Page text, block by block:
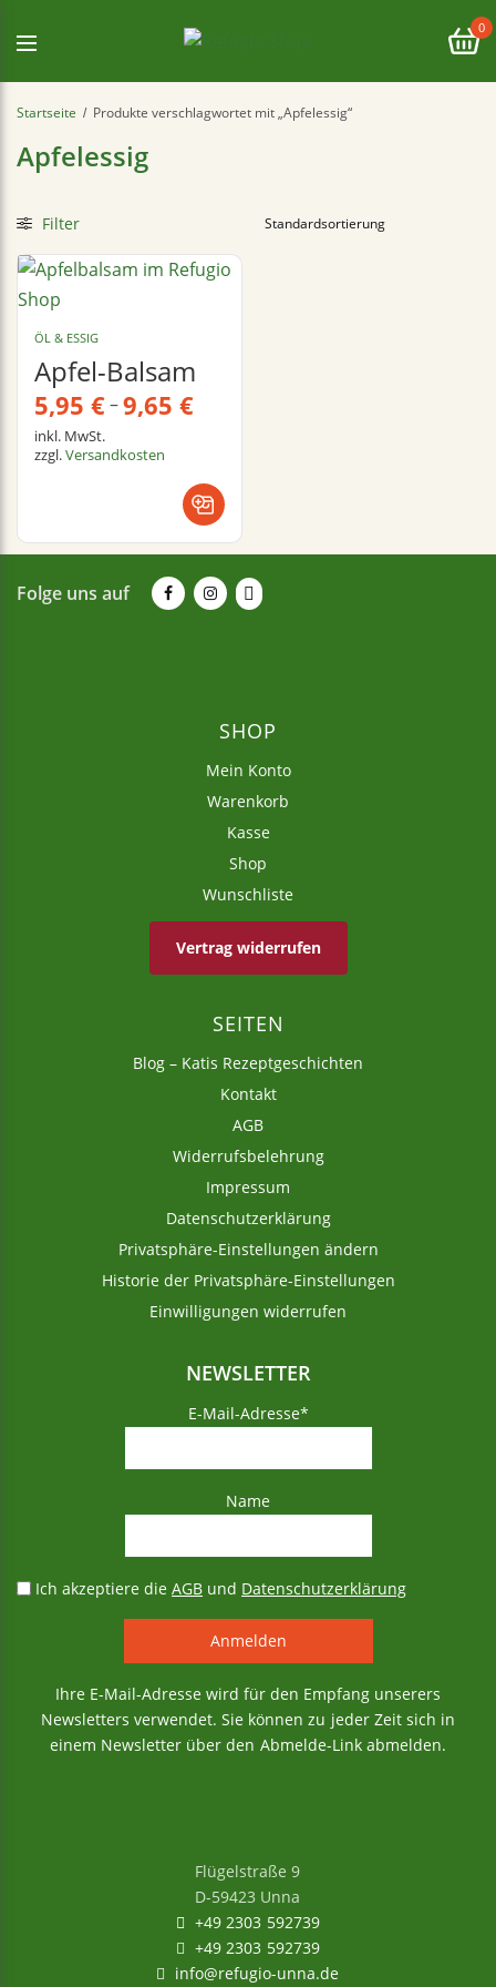
0
Startseite / Produkte verschlagwortet mit „Apfelessig“
Apfelessig
Filter
ÖL & ESSIG
Apfel-Balsam
5,95 €–9,65 €
inkl. MwSt.
zzgl.Versandkosten
Folge uns auf
SHOP
Mein Konto
Warenkorb
Kasse
Shop
Wunschliste
Vertrag widerrufen
SEITEN
Blog – Katis Rezeptgeschichten
Kontakt
AGB
Widerrufsbelehrung
Impressum
Datenschutzerklärung
Privatsphäre-Einstellungen ändern
Historie der Privatsphäre-Einstellungen
Einwilligungen widerrufen
NEWSLETTER
E-Mail-Adresse*
Name
Ich akzeptiere dieAGB und Datenschutzerklärung
Ihre E-Mail-Adresse wird für den Empfang unserers
Newsletters verwendet. Sie können zu jeder Zeit sich in
einem Newsletter über den Abmelde-Link abmelden.
Flügelstraße 9
D-59423 Unna
+49 2303 592739
+49 2303 592739
info@refugio-unna.de